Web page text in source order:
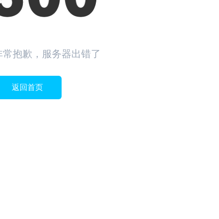
常抱歉，服务器出错了
返回首页